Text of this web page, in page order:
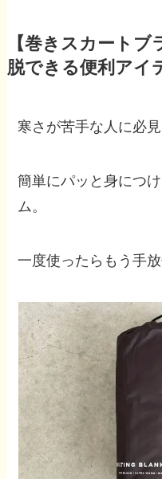
【巻きスカート
脱できる便利アイ
寒さが苦手な人に必
簡単にパッと身につ
ム。
一度使ったらもう手